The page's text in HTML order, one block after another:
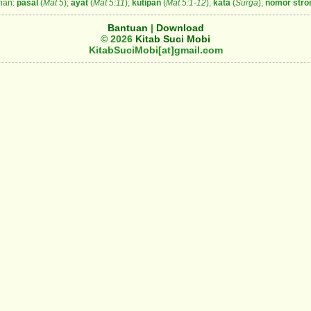
pasal (Mat 5); ayat(Mat 5:11); kutipan(Mat 5:1-12); kata(Surga); nomor
Bantuan | Download
© 2026 Kitab Suci Mobi
KitabSuciMobi[at]gmail.com